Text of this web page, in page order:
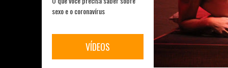
sexo e o coronavírus
VÍDEOS